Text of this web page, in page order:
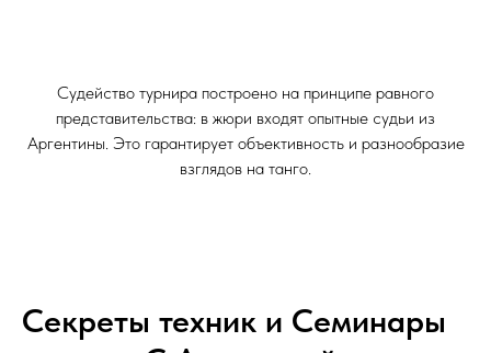
Судейство турнира построено на принципе равного
представительства: в жюри входят опытные судьи из
Аргентины. Это гарантирует объективность и разнообразие
взглядов на танго.
Секреты техник и Семинары